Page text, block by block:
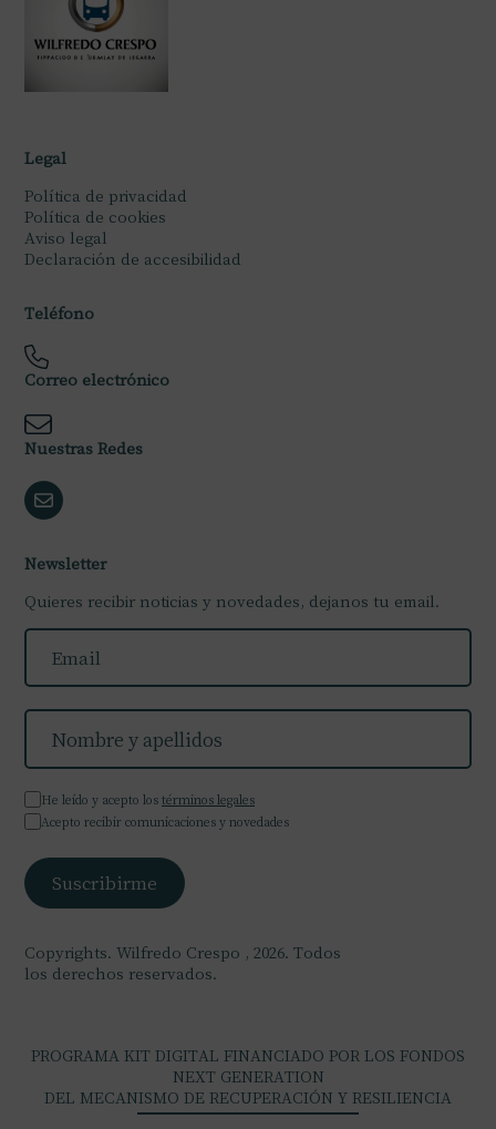
Legal
Política de privacidad
Política de cookies
Aviso legal
Declaración de accesibilidad
Teléfono
Correo electrónico
Nuestras Redes
Newsletter
Quieres recibir noticias y novedades, dejanos tu email.
He leído y acepto los términos legales
Acepto recibir comunicaciones y novedades
Copyrights. Wilfredo Crespo , 2026. Todos
los derechos reservados.
PROGRAMA KIT DIGITAL FINANCIADO POR LOS FONDOS
NEXT GENERATION
DEL MECANISMO DE RECUPERACIÓN Y RESILIENCIA